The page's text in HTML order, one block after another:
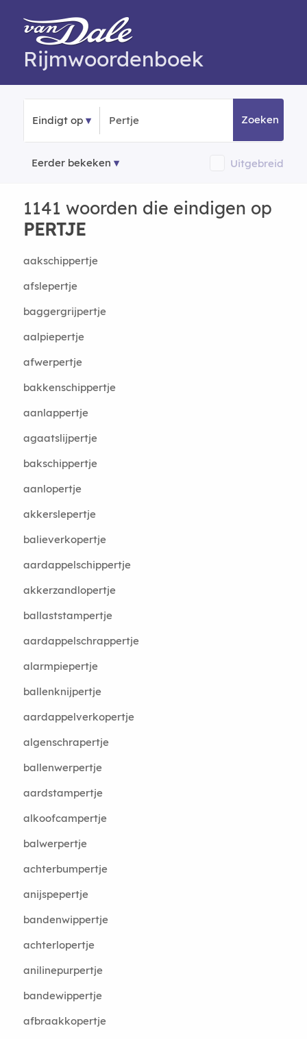
Rijmwoordenboek
Eindigt op Zoeken
Eerder bekeken Uitgebreid
1141 woorden die eindigen op
PERTJE
aakschippertje
afslepertje
baggergrijpertje
aalpiepertje
afwerpertje
bakkenschippertje
aanlappertje
agaatslijpertje
bakschippertje
aanlopertje
akkerslepertje
balieverkopertje
aardappelschippertje
akkerzandlopertje
ballaststampertje
aardappelschrappertje
alarmpiepertje
ballenknijpertje
aardappelverkopertje
algenschrapertje
ballenwerpertje
aardstampertje
alkoofcampertje
balwerpertje
achterbumpertje
anijspepertje
bandenwippertje
achterlopertje
anilinepurpertje
bandewippertje
afbraakkopertje